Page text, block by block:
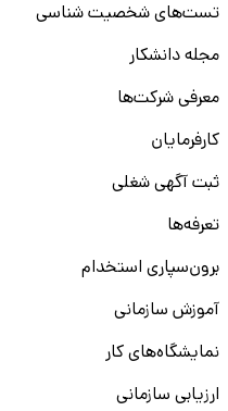
تست‌های شخصیت شناسی
مجله دانشکار
معرفی شرکت‌ها
کارفرمایان
ثبت آگهی شغلی
تعرفه‌ها
برون‌سپاری استخدام
آموزش سازمانی
نمایشگاه‌های کار
ارزیابی سازمانی